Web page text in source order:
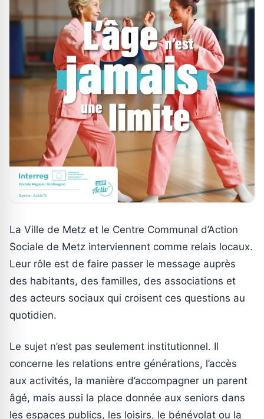
La Ville de Metz et le Centre Communal d’Action
Sociale de Metz interviennent comme relais locaux.
Leur rôle est de faire passer le message auprès
des habitants, des familles, des associations et
des acteurs sociaux qui croisent ces questions au
quotidien.
Le sujet n’est pas seulement institutionnel. Il
concerne les relations entre générations, l’accès
aux activités, la manière d’accompagner un parent
âgé, mais aussi la place donnée aux seniors dans
les espaces publics, les loisirs, le bénévolat ou la